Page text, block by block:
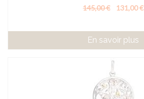
145,00 € 131,00 €
En savoir plus